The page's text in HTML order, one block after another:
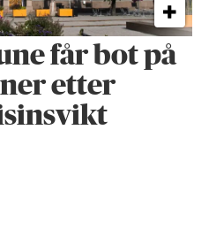
får bot på
etter